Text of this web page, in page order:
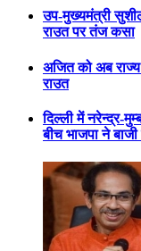
उप-मुख्यमंत्री
राउत पर तंज कसा
अजित को अब
राउत
दिल्ली में नरेन्द्र-
बीच भाजपा ने बाजी